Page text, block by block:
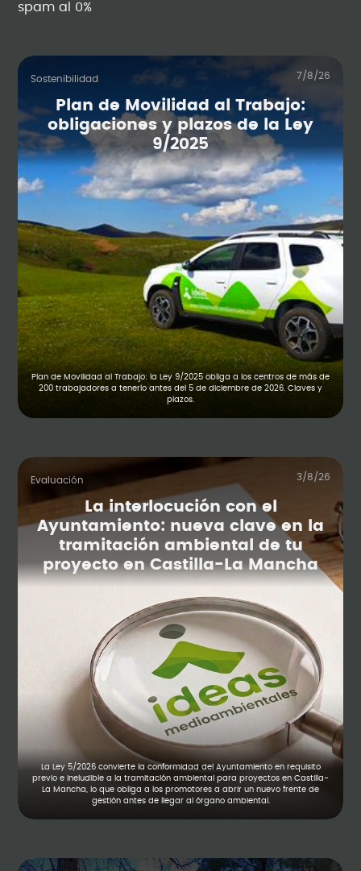
spam al 0%
Sostenibilidad 7/8/26
Plan de Movilidad al Trabajo:
obligaciones y plazos de la Ley
9/2025
Plan de Movilidad al Trabajo: la Ley 9/2025 obliga a los centros de más de
200 trabajadores a tenerlo antes del 5 de diciembre de 2026. Claves y
plazos.
Evaluación 3/8/26
La interlocución con el
Ayuntamiento: nueva clave en la
tramitación ambiental de tu
proyecto en Castilla-La Mancha
La Ley 5/2026 convierte la conformidad del Ayuntamiento en requisito
previo e ineludible a la tramitación ambiental para proyectos en Castilla-
La Mancha, lo que obliga a los promotores a abrir un nuevo frente de
gestión antes de llegar al órgano ambiental.